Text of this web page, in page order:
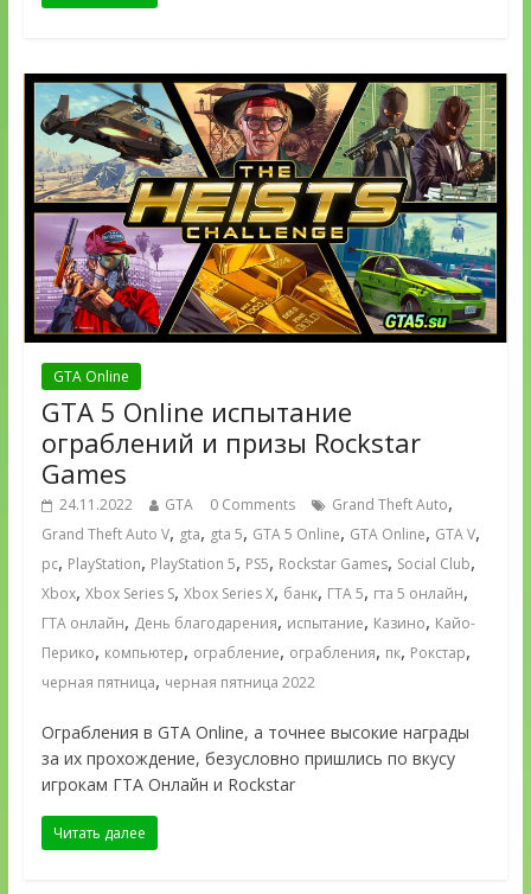
GTA Online
GTA 5 Online испытание
ограблений и призы Rockstar
Games
24.11.2022 GTA 0 Comments Grand Theft Auto,
Grand Theft Auto V, gta, gta 5, GTA 5 Online, GTA Online, GTA V,
pc, PlayStation, PlayStation 5, PS5, Rockstar Games, Social Club,
Xbox, Xbox Series S, Xbox Series X, банк, ГТА 5, гта 5 онлайн,
ГТА онлайн, День благодарения, испытание, Казино, Кайо-
Перико, компьютер, ограбление, ограбления, пк, Рокстар,
черная пятница, черная пятница 2022
Ограбления в GTA Online, а точнее высокие награды
за их прохождение, безусловно пришлись по вкусу
игрокам ГТА Онлайн и Rockstar
Читать далее